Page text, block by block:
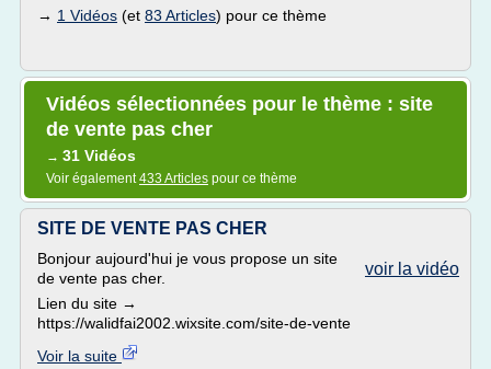
→ 1 Vidéos (et 83 Articles) pour ce thème
Vidéos sélectionnées pour le thème : site
de vente pas cher
→ 31 Vidéos
Voir également433 Articles pour ce thème
SITE DE VENTE PAS CHER
voir la vidéo
Bonjour aujourd'hui je vous propose un site
de vente pas cher.
Lien du site →
https://walidfai2002.wixsite.com/site-de-vente
Voir la suite